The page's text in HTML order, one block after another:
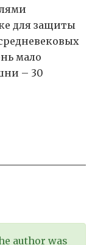
для защиты
мало
– 30
author was